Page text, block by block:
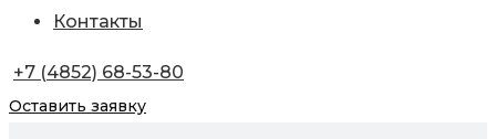
Контакты
+7 (4852) 68-53-80
Оставить заявку